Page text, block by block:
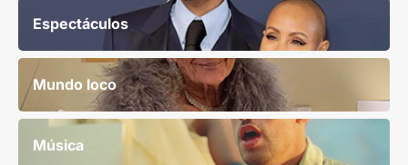
Espectáculos
Mundo loco
Música